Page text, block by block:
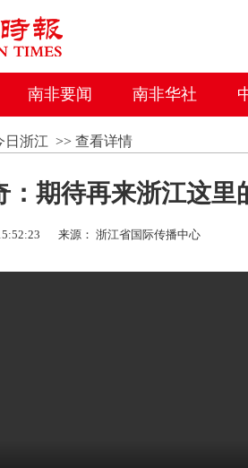
南非要闻 南非华社
日浙江 >> 查看详情
：期待再来浙江这里
来源： 浙江省国际传播中心